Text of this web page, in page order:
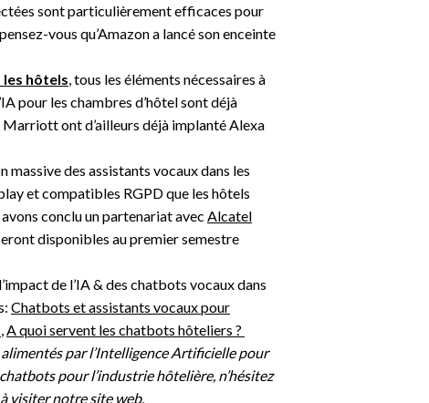
sont particulièrement efficaces pour
vous qu’Amazon a lancé son enceinte
hôtels, tous les éléments nécessaires à
pour les chambres d’hôtel sont déjà
ont d’ailleurs déjà implanté Alexa
massive des assistants vocaux dans les
et compatibles RGPD que les hôtels
conclu un partenariat avec Alcatel
disponibles au premier semestre
de l’IA & des chatbots vocaux dans
Chatbots et assistants vocaux pour
,A quoi servent les chatbots hôteliers ?
par l’Intelligence Artificielle pour
pour l’industrie hôtelière, n’hésitez
visiter notresite web.